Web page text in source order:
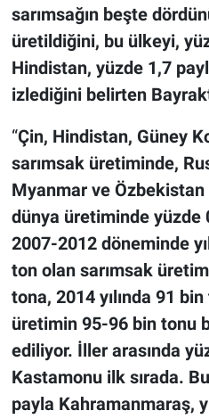
sarımsağın beşte
üretildiğini, bu ülkeyi,
Hindistan, yüzde 1,7
izlediğini belirten
“Çin, Hindistan, Güney
sarımsak üretiminde,
Myanmar ve
dünya üretiminde yüzde
2007-2012 döneminde
ton olan sarımsak
tona, 2014 yılında 91 bin
üretimin 95-96 bin tonu
ediliyor. İller arasında
Kastamonu ilk sırada.
payla Kahramanmaraş,